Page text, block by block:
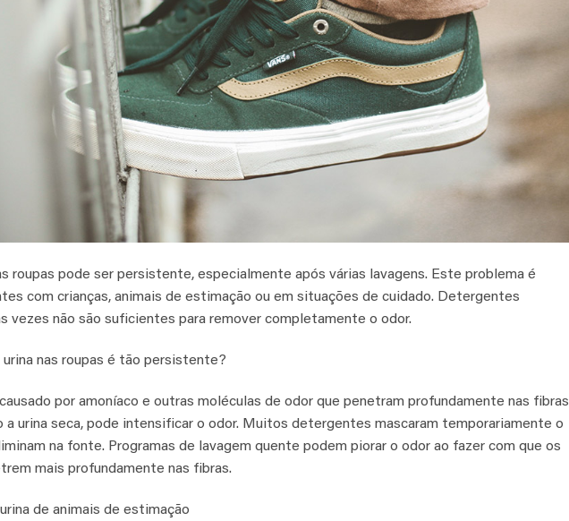
roupas pode ser persistente, especialmente após várias lavagens. Este problema é
com crianças, animais de estimação ou em situações de cuidado. Detergentes
vezes não são suficientes para remover completamente o odor.
urina nas roupas é tão persistente?
por amoníaco e outras moléculas de odor que penetram profundamente nas fibras
a urina seca, pode intensificar o odor. Muitos detergentes mascaram temporariamente o
na fonte. Programas de lavagem quente podem piorar o odor ao fazer com que os
mais profundamente nas fibras.
de animais de estimação